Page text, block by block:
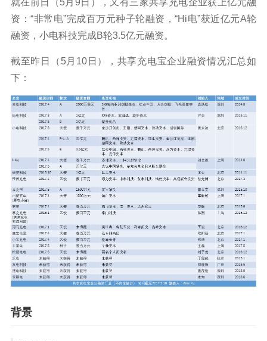
资：“非常电”完成百万元种子轮融资，“Hi电”获近亿元A轮
融资，小电科技完成B轮3.5亿元融资。
截至昨日（5月10日），共享充电宝企业融资情况汇总如
下：
背景